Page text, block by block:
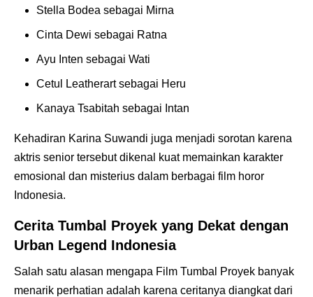
Stella Bodea sebagai Mirna
Cinta Dewi sebagai Ratna
Ayu Inten sebagai Wati
Cetul Leatherart sebagai Heru
Kanaya Tsabitah sebagai Intan
Kehadiran Karina Suwandi juga menjadi sorotan karena
aktris senior tersebut dikenal kuat memainkan karakter
emosional dan misterius dalam berbagai film horor
Indonesia.
Cerita Tumbal Proyek yang Dekat dengan
Urban Legend Indonesia
Salah satu alasan mengapa Film Tumbal Proyek banyak
menarik perhatian adalah karena ceritanya diangkat dari